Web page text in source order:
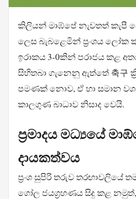
කිලියන් මාඹ්පේ නැවතත් කැපී
ලෙස බැබළෙමින් ප්‍රංශය ලෝක
ඉරාකය 3-0කින් පරාජය කළ
සිහිතබා ගැනෙනු ඇත්තේ 축구
පමණක් නොව, ඒ හා සමාන
කාලගුණ බාධාව නිසාද වෙයි.
ප්‍රමාදය මධ්‍යයේ
දායකත්වය
ප්‍රංශ සුපිරි තරුව තරඟාවලියේ
ගෝල ජයග්‍රහණය සිදු කළ නමුත්,